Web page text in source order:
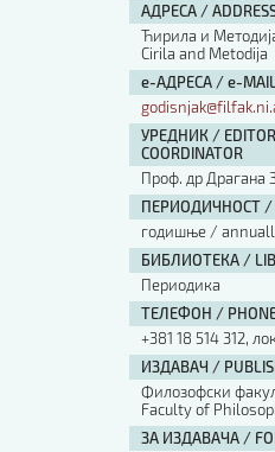
АДРЕСА /
Ћирила и
Cirila and Metodija
е-АДРЕСА / e-MAIL
УРЕДНИК /
COORDINATOR
Проф. др Драгана
ПЕРИОДИЧНОСТ /
годишње /
БИБЛИОТЕКА /
Периодика
ТЕЛЕФОН /
+381 18 514 312,
ИЗДАВАЧ /
Филозофски
Faculty of
ЗА ИЗДАВАЧА /